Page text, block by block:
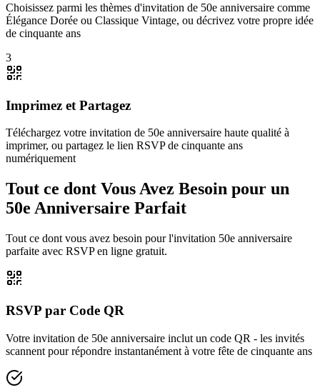
Choisissez parmi les thèmes d'invitation de 50e anniversaire comme
Élégance Dorée ou Classique Vintage, ou décrivez votre propre idée
de cinquante ans
3
Imprimez et Partagez
Téléchargez votre invitation de 50e anniversaire haute qualité à
imprimer, ou partagez le lien RSVP de cinquante ans
numériquement
Tout ce dont Vous Avez Besoin pour un
50e Anniversaire Parfait
Tout ce dont vous avez besoin pour l'invitation 50e anniversaire
parfaite avec RSVP en ligne gratuit.
RSVP par Code QR
Votre invitation de 50e anniversaire inclut un code QR - les invités
scannent pour répondre instantanément à votre fête de cinquante ans